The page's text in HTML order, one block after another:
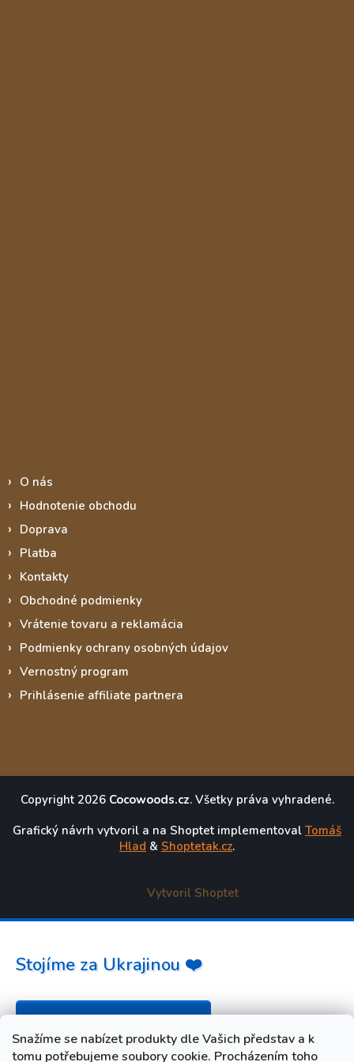
Snažíme se nabízet produkty dle Vašich představ a k
tomu potřebujeme soubory cookie. Procházením toho
O nás
Hodnotenie obchodu
Doprava
Platba
Kontakty
Obchodné podmienky
Vrátenie tovaru a reklamácia
Podmienky ochrany osobných údajov
Vernostný program
Prihlásenie affiliate partnera
Copyright 2026 Cocowoods.cz. Všetky práva vyhradené.
Grafický návrh vytvoril a na Shoptet implementoval Tomáš
Hlad & Shoptetak.cz.
Vytvoril Shoptet
Stojíme za Ukrajinou ❤️